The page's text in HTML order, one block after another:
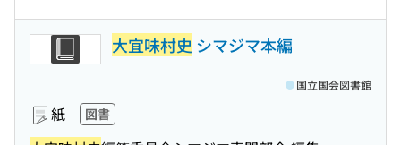
大宜味村史 シマジマ本編
紙 図書
国立国会図書館